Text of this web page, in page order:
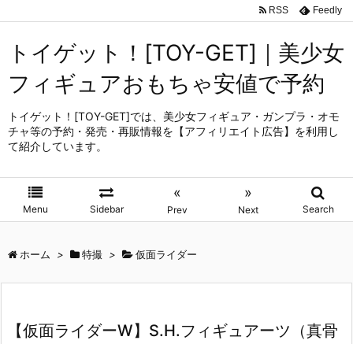
トイゲット！[TOY-GET]｜美少女
フィギュアおもちゃ安値で予約
トイゲット！[TOY-GET]では、美少女フィギュア・ガンプラ・オモ
チャ等の予約・発売・再販情報を【アフィリエイト広告】を利用し
て紹介しています。
Menu Sidebar
«
Prev
»
Next Search
RSS Feedly
ホーム > 特撮 > 仮面ライダー
【仮面ライダーW】S.H.フィギュアーツ（真骨